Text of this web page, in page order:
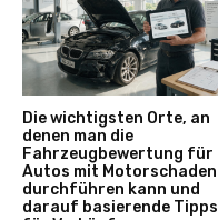
Die wichtigsten Orte, an
denen man die
Fahrzeugbewertung für
Autos mit Motorschaden
durchführen kann und
darauf basierende Tipps